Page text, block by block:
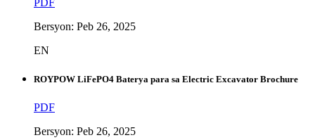
PDF
Bersyon: Peb 26, 2025
EN
ROYPOW LiFePO4 Baterya para sa Electric Excavator Brochure
PDF
Bersyon: Peb 26, 2025